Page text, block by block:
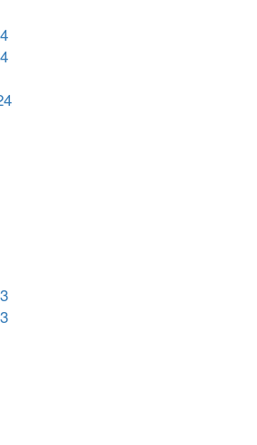
সহায়তা দিলেন সাচিং প্রু জেরী